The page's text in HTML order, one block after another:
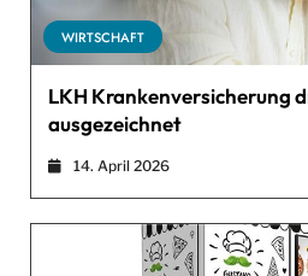
WIRTSCHAFT
LKH Krankenversicherung
ausgezeichnet
14. April 2026